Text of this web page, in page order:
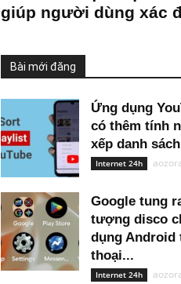
giúp người dùng xác
Bài mới đăng
Ứng dụng
có thêm tính
xếp danh
Internet 24h
Google tung
tượng disco
dụng Android
thoại...
Internet 24h